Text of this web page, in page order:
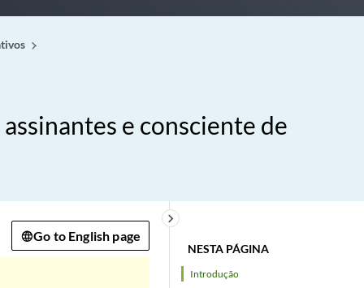
e consciente de
NESTA PÁGINA
Introdução
keyboard_arrow_right
Go to English page